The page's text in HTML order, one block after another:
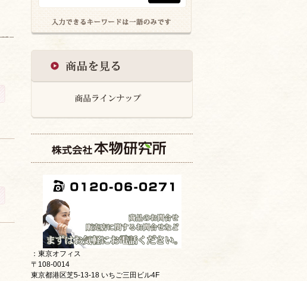
：東京オフィス
〒108-0014
東京都港区芝5-13-18 いちご三田ビル4F